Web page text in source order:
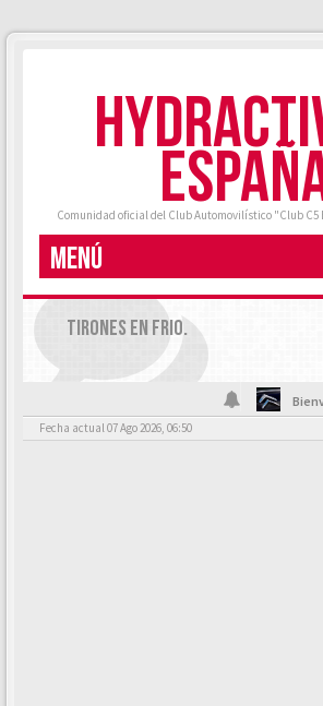
Comunidad oficial del Club Automovilístico "Club C5
MENÚ
TIRONES EN FRIO.
Fecha actual 07 Ago 2026, 06:50